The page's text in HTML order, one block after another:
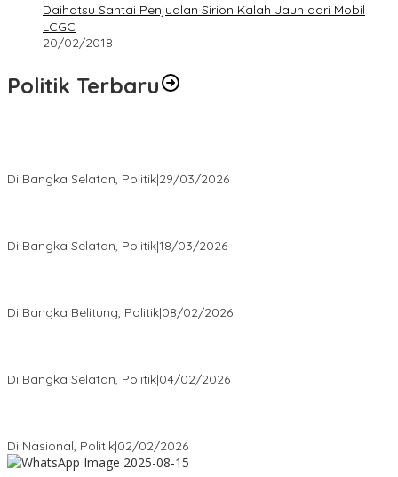
Daihatsu Santai Penjualan Sirion Kalah Jauh dari Mobil
LCGC
20/02/2018
Politik Terbaru
Di Bangka Selatan, Politik|29/03/2026
Di Bangka Selatan, Politik|18/03/2026
Di Bangka Belitung, Politik|08/02/2026
Di Bangka Selatan, Politik|04/02/2026
Di Nasional, Politik|02/02/2026